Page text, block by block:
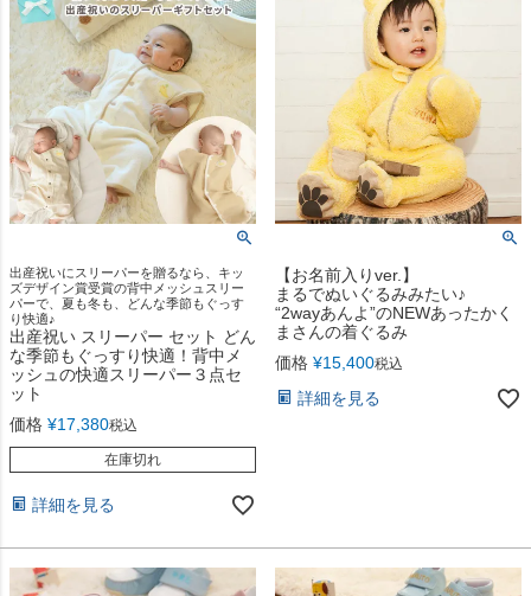
出産祝いにスリーパーを贈るなら、キッ
ズデザイン賞受賞の背中メッシュスリー
パーで、夏も冬も、どんな季節もぐっす
り快適♪
出産祝い スリーパー セット どん
な季節もぐっすり快適！背中メ
ッシュの快適スリーパー３点セ
ット
価格 ¥17,380税込
在庫切れ
詳細を見る
【お名前入りver.】
まるでぬいぐるみみたい♪
“2wayあんよ”のNEWあったかく
まさんの着ぐるみ
価格 ¥15,400税込
詳細を見る